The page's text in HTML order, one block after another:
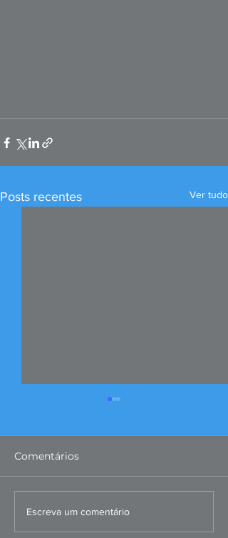
Posts recentes Ver tudo
FIERGS: corte da Selic é
positivo, mas
Comentários
Escreva um comentário